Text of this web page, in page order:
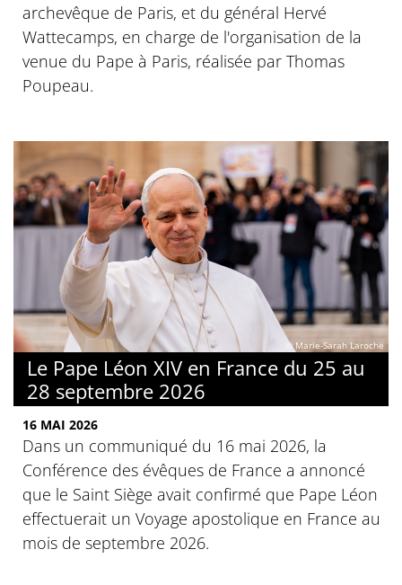
archevêque de Paris, et du général Hervé
Wattecamps, en charge de l'organisation de la
venue du Pape à Paris, réalisée par Thomas
Poupeau.
© Marie-Sarah Laroche
Le Pape Léon XIV en France du 25 au
28 septembre 2026
16 MAI 2026
Dans un communiqué du 16 mai 2026, la
Conférence des évêques de France a annoncé
que le Saint Siège avait confirmé que Pape Léon
effectuerait un Voyage apostolique en France au
mois de septembre 2026.